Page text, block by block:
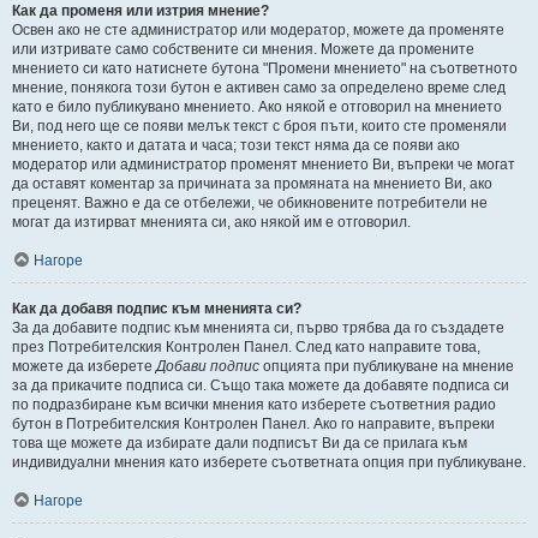
Как да променя или изтрия мнение?
Освен ако не сте администратор или модератор, можете да променяте
или изтривате само собствените си мнения. Можете да промените
мнението си като натиснете бутона "Промени мнението" на съответното
мнение, понякога този бутон е активен само за определено време след
като е било публикувано мнението. Ако някой е отговорил на мнението
Ви, под него ще се появи мелък текст с броя пъти, които сте променяли
мнението, както и датата и часа; този текст няма да се появи ако
модератор или администратор променят мнението Ви, въпреки че могат
да оставят коментар за причината за промяната на мнението Ви, ако
преценят. Важно е да се отбележи, че обикновените потребители не
могат да изтирват мненията си, ако някой им е отговорил.
Нагоре
Как да добавя подпис към мненията си?
За да добавите подпис към мненията си, първо трябва да го създадете
през Потребителския Контролен Панел. След като направите това,
можете да изберете Добави подпис опцията при публикуване на мнение
за да прикачите подписа си. Също така можете да добавяте подписа си
по подразбиране към всички мнения като изберете съответния радио
бутон в Потребителския Контролен Панел. Ако го направите, въпреки
това ще можете да избирате дали подписът Ви да се прилага към
индивидуални мнения като изберете съответната опция при публикуване.
Нагоре